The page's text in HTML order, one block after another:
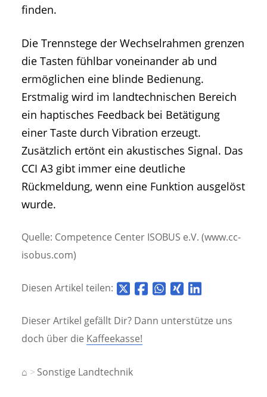
finden.
Die Trennstege der Wechselrahmen grenzen
die Tasten fühlbar voneinander ab und
ermöglichen eine blinde Bedienung.
Erstmalig wird im landtechnischen Bereich
ein haptisches Feedback bei Betätigung
einer Taste durch Vibration erzeugt.
Zusätzlich ertönt ein akustisches Signal. Das
CCI A3 gibt immer eine deutliche
Rückmeldung, wenn eine Funktion ausgelöst
wurde.
Quelle: Competence Center ISOBUS e.V. (www.cc-
isobus.com)
Diesen Artikel teilen:
Dieser Artikel gefällt Dir? Dann unterstütze uns
doch über die Kaffeekasse!
⌂ Sonstige Landtechnik